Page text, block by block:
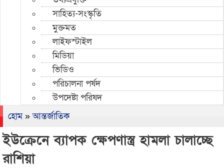
সাহিত্য-সংস্কৃতি
মুক্তমত
লাইফস্টাইল
মিডিয়া
ভিডিও
পরিচালনা পর্ষদ
উপদেষ্টা পরিষদ
হোম»আন্তর্জাতিক
ইউক্রেনে ব্যাপক ক্ষেপণাস্ত্র হামলা চালাচ্ছে
রাশিয়া